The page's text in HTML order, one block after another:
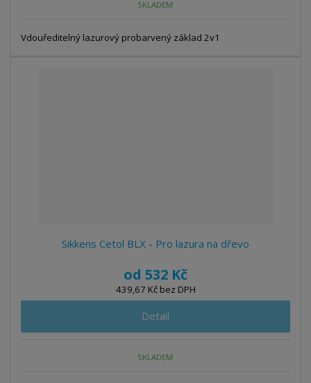
SKLADEM
Vdouředitelný lazurový probarvený základ 2v1
Sikkens Cetol BLX - Pro lazura na dřevo
od 532 Kč
439,67 Kč bez DPH
Detail
SKLADEM